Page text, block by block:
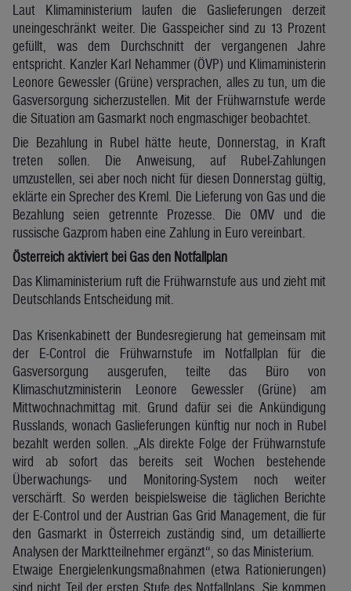
Laut Klimaministerium laufen die Gaslieferungen derzeit
uneingeschränkt weiter. Die Gasspeicher sind zu 13 Prozent
gefüllt, was dem Durchschnitt der vergangenen Jahre
entspricht. Kanzler Karl Nehammer (ÖVP) und Klimaministerin
Leonore Gewessler (Grüne) versprachen, alles zu tun, um die
Gasversorgung sicherzustellen. Mit der Frühwarnstufe werde
die Situation am Gasmarkt noch engmaschiger beobachtet.
Die Bezahlung in Rubel hätte heute, Donnerstag, in Kraft
treten sollen. Die Anweisung, auf Rubel-Zahlungen
umzustellen, sei aber noch nicht für diesen Donnerstag gültig,
eklärte ein Sprecher des Kreml. Die Lieferung von Gas und die
Bezahlung seien getrennte Prozesse. Die OMV und die
russische Gazprom haben eine Zahlung in Euro vereinbart.
Österreich aktiviert bei Gas den Notfallplan
Das Klimaministerium ruft die Frühwarnstufe aus und zieht mit
Deutschlands Entscheidung mit.
Das Krisenkabinett der Bundesregierung hat gemeinsam mit
der E-Control die Frühwarnstufe im Notfallplan für die
Gasversorgung ausgerufen, teilte das Büro von
Klimaschutzministerin Leonore Gewessler (Grüne) am
Mittwochnachmittag mit. Grund dafür sei die Ankündigung
Russlands, wonach Gaslieferungen künftig nur noch in Rubel
bezahlt werden sollen. „Als direkte Folge der Frühwarnstufe
wird ab sofort das bereits seit Wochen bestehende
Überwachungs- und Monitoring-System noch weiter
verschärft. So werden beispielsweise die täglichen Berichte
der E-Control und der Austrian Gas Grid Management, die für
den Gasmarkt in Österreich zuständig sind, um detaillierte
Analysen der Marktteilnehmer ergänzt“, so das Ministerium.
Etwaige Energielenkungsmaßnahmen (etwa Rationierungen)
sind nicht Teil der ersten Stufe des Notfallplans. Sie kommen